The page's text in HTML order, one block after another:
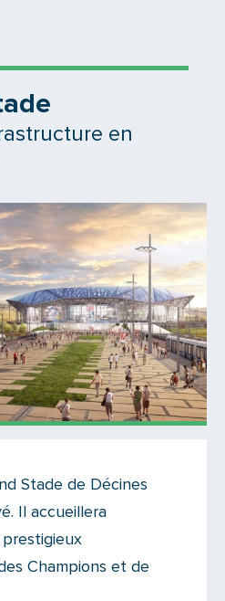
en
sur cet article
Stade de Décines
Il accueillera
Champions et de